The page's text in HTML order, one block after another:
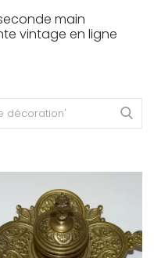
main
vintage en ligne